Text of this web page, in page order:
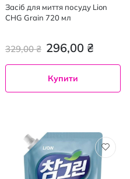
Засіб для миття посуду Lion
CHG Grain 720 мл
296,00 ₴
329,00 ₴
Купити